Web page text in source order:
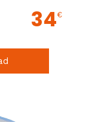
34€